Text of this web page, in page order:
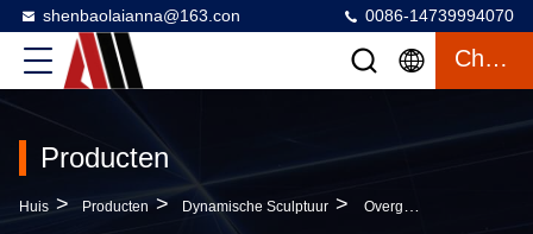
shenbaolaianna@163.con 0086-14739994070
Chatten
Producten
Huis > Producten > Dynamische Sculptuur > Overgrote Handgeschilderde Rundvleesnoedelschaal Hars Sculptuur Met 1: 1 Simulatie Schaal En Waterdichte Afwerking